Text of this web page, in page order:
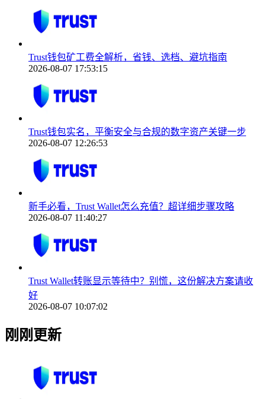
Trust钱包矿工费全解析，省钱、选档、避坑指南
2026-08-07 17:53:15
Trust钱包实名，平衡安全与合规的数字资产关键一步
2026-08-07 12:26:53
新手必看，Trust Wallet怎么充值？超详细步骤攻略
2026-08-07 11:40:27
Trust Wallet转账显示等待中？别慌，这份解决方案请收
好
2026-08-07 10:07:02
刚刚更新